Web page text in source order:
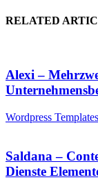
RELATED
Alexi –
Wordpress
Saldana –
Dienste